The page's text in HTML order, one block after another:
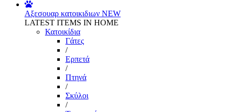
Αξεσουαρ κατοικιδιων NEW
LATEST ITEMS IN HOME
Κατοικίδια
Γάτες
/
Ερπετά
/
Πτηνά
/
Σκύλοι
/